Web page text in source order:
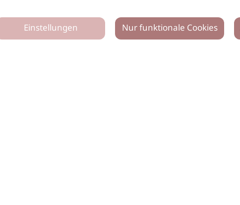
Einstellungen Nur funktionale Cookies